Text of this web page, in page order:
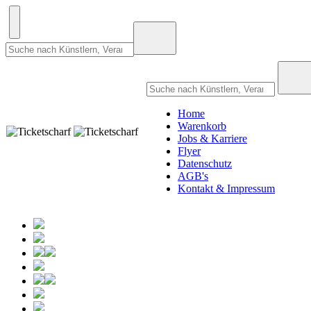
Home
Warenkorb
Jobs & Karriere
Flyer
Datenschutz
AGB's
Kontakt & Impressum